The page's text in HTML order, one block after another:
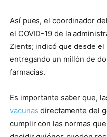
Así pues, el coordinador
el COVID-19 de la
Zients; indicó que desde el
entregando un millón de
farmacias.
Es importante saber que,
vacunas directamente del
cumplir con las normas